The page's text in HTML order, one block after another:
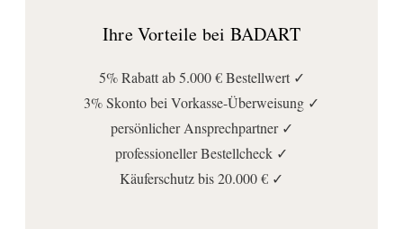
Ihre Vorteile bei BADART
5% Rabatt ab 5.000 € Bestellwert ✓
3% Skonto bei Vorkasse-Überweisung ✓
persönlicher Ansprechpartner ✓
professioneller Bestellcheck ✓
Käuferschutz bis 20.000 € ✓